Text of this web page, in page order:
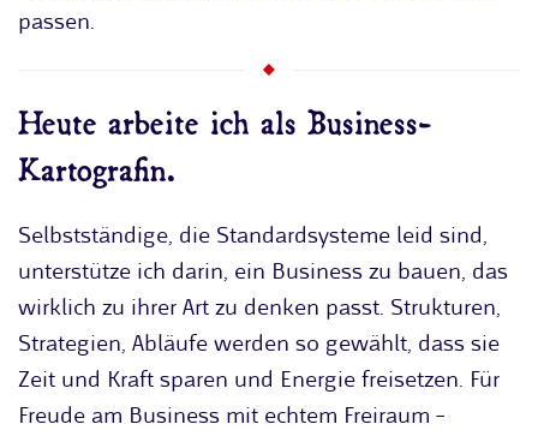
passen.
Heute arbeite ich als Business-
Kartografin.
Selbstständige, die Standardsysteme leid sind,
unterstütze ich darin, ein Business zu bauen, das
wirklich zu ihrer Art zu denken passt. Strukturen,
Strategien, Abläufe werden so gewählt, dass sie
Zeit und Kraft sparen und Energie freisetzen. Für
Freude am Business mit echtem Freiraum –